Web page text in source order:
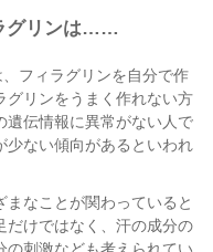
グリンは……
フィラグリンを自分で作
グリンをうまく作れない方
遺伝情報に異常がない人で
少ない傾向があるといわれ
なことが関わっていると
だけではなく、汗の成分の
の刺激なども考えられてい